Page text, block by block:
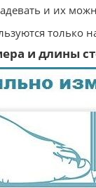
и их
только
и длины